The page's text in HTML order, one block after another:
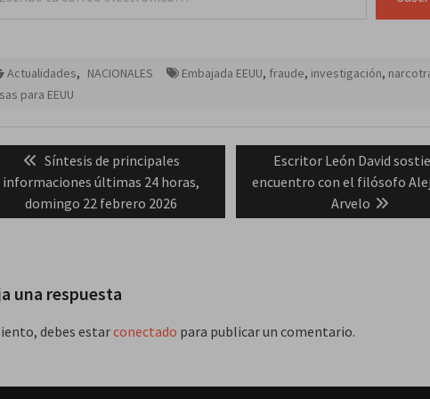
Actualidades, NACIONALES Embajada EEUU, fraude, investigación,
para EEUU
Previous
post:
Síntesis de principales
informaciones últimas 24 horas,
domingo 22 febrero 2026
Next
post:
Escritor León David
encuentro con el filósofo
Arvelo
una respuesta
debes estarconectado para publicar un comentario.